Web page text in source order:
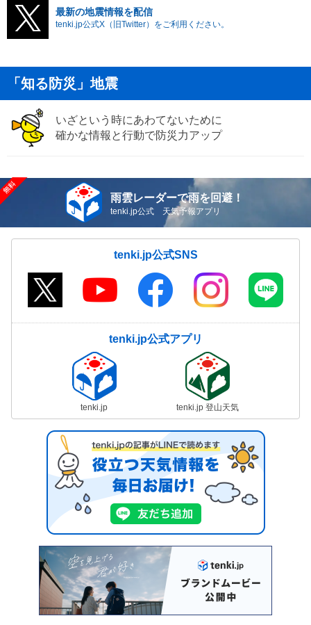
最新の地震情報を配信
tenki.jp公式X（旧Twitter）をご利用ください。
「知る防災」地震
いざという時にあわてないために
確かな情報と行動で防災力アップ
雨雲レーダーで雨を回避！
tenki.jp公式 天気予報アプリ
tenki.jp公式SNS
tenki.jp公式アプリ
tenki.jp tenki.jp 登山天気